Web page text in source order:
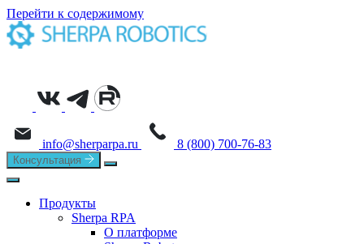
Перейти к содержимому
info@sherparpa.ru 8 (800) 700-76-83
Консультация
Продукты
Sherpa RPA
О платформе